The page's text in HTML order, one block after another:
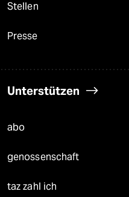
Stellen
Presse
Unterstützen
abo
genossenschaft
taz zahl ich